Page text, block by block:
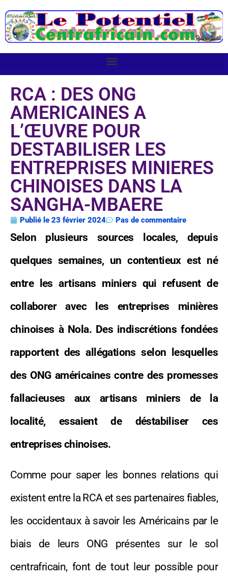
RCA : DES ONG
AMERICAINES A
L’ŒUVRE POUR
DESTABILISER LES
ENTREPRISES MINIERES
CHINOISES DANS LA
SANGHA-MBAERE
Publié le 23 février 2024 Pas de commentaire
Selon plusieurs sources locales, depuis
quelques semaines, un contentieux est né
entre les artisans miniers qui refusent de
collaborer avec les entreprises minières
chinoises à Nola. Des indiscrétions fondées
rapportent des allégations selon lesquelles
des ONG américaines contre des promesses
fallacieuses aux artisans miniers de la
localité, essaient de déstabiliser ces
entreprises chinoises.
Comme pour saper les bonnes relations qui
existent entre la RCA et ses partenaires fiables,
les occidentaux à savoir les Américains par le
biais de leurs ONG présentes sur le sol
centrafricain, font de tout leur possible pour